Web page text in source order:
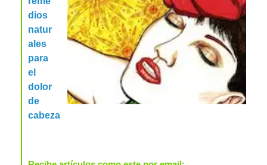
dios
natur
ales
para
el
dolor
de
cabeza